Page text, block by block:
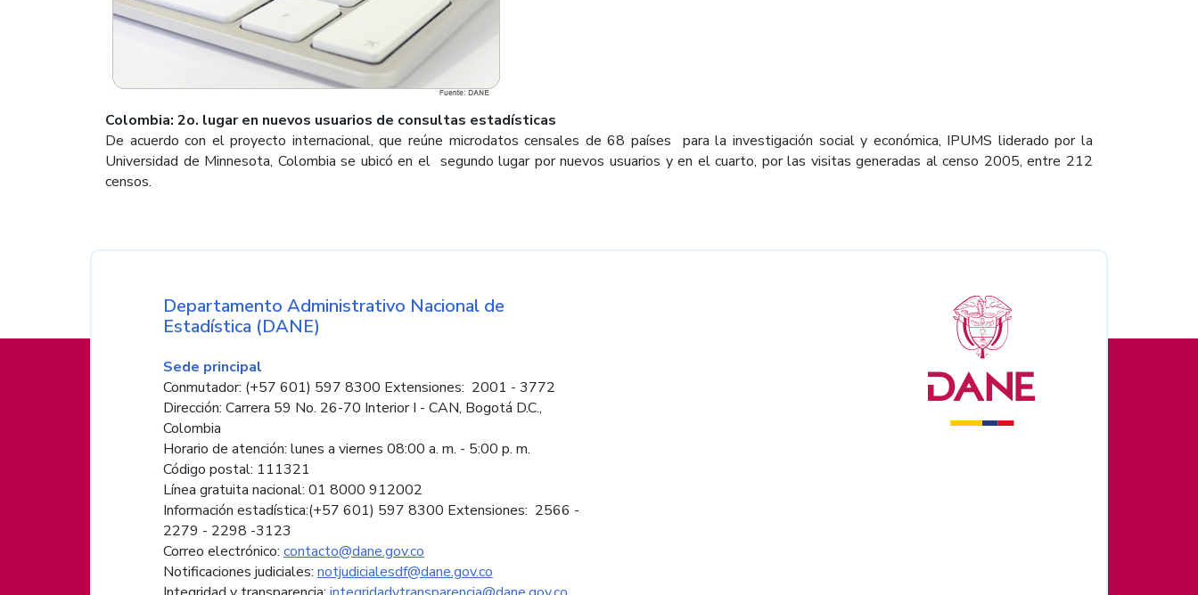
Colombia: 2o. lugar en nuevos usuarios de consultas estadísticas
De acuerdo con el proyecto internacional, que reúne microdatos censales de 68 países para la investigación social y económica, IPUMS liderado por la
Universidad de Minnesota, Colombia se ubicó en el segundo lugar por nuevos usuarios y en el cuarto, por las visitas generadas al censo 2005, entre 212
censos.
Información de pie de página
Nombre de la entidad
Departamento Administrativo Nacional de
Estadística (DANE)
Sede principal
Conmutador: (+57 601) 597 8300 Extensiones: 2001 - 3772
Dirección: Carrera 59 No. 26-70 Interior I - CAN, Bogotá D.C.,
Colombia
Horario de atención: lunes a viernes 08:00 a. m. - 5:00 p. m.
Código postal: 111321
Línea gratuita nacional: 01 8000 912002
Información estadística:(+57 601) 597 8300 Extensiones: 2566 -
2279 - 2298 -3123
Correo electrónico: contacto@dane.gov.co
Notificaciones judiciales: notjudicialesdf@dane.gov.co